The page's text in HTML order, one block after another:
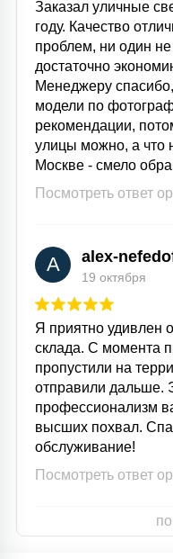
Заказал уличные
году. Качество
проблем, ни один не
достаточно
Менеджеру
модели по
рекомендации,
улицы можно, а что
Москве - смело
Посмотреть ответ
A alex-
19 октября
Я приятно удивлен
склада. С момента
пропустили на
отправили дальше.
профессионализм
высших похвал.
обслуживание!
Посмотреть ответ